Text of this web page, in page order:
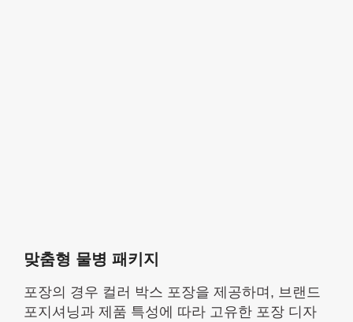
맞춤형 물병 패키지
포장의 경우 컬러 박스 포장을 제공하며, 브랜드
포지셔닝과 제품 특성에 따라 고유한 포장 디자